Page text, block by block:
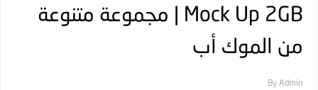
Mock Up 2GB | مجموعة متنوعة
من الموك أب
By Admin